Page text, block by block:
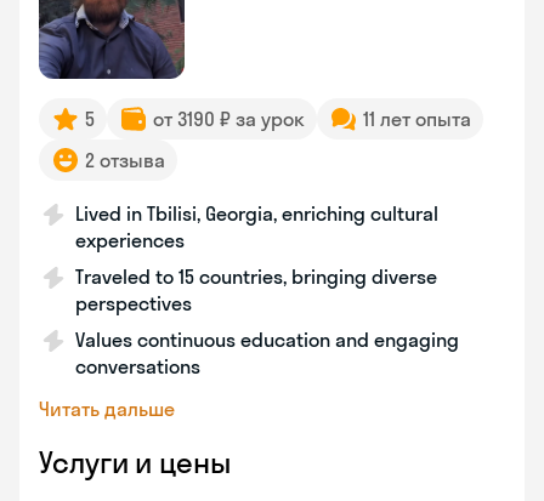
5 от 3190 ₽ за урок
11 лет опыта
2 отзыва
Lived in Tbilisi, Georgia, enriching cultural
experiences
Traveled to 15 countries, bringing diverse
perspectives
Values continuous education and engaging
conversations
Читать дальше
Услуги и цены